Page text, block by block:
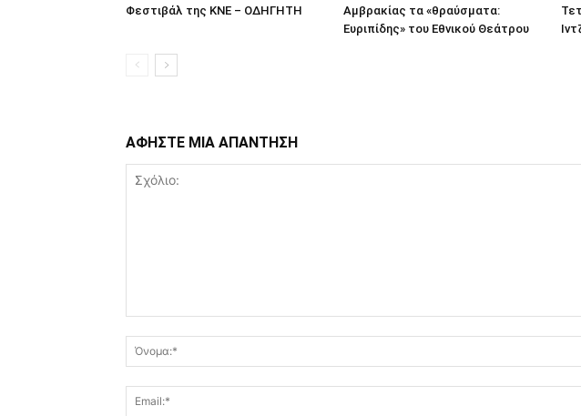
Φεστιβάλ της ΚΝΕ – ΟΔΗΓΗΤΗ
Αμβρακίας τα «θραύσματα:
Ευριπίδης» του Εθνικού Θεάτρου
ΑΦΗΣΤΕ ΜΙΑ ΑΠΑΝΤΗΣΗ